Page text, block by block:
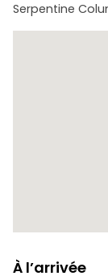
Serpentine
À l’arrivée